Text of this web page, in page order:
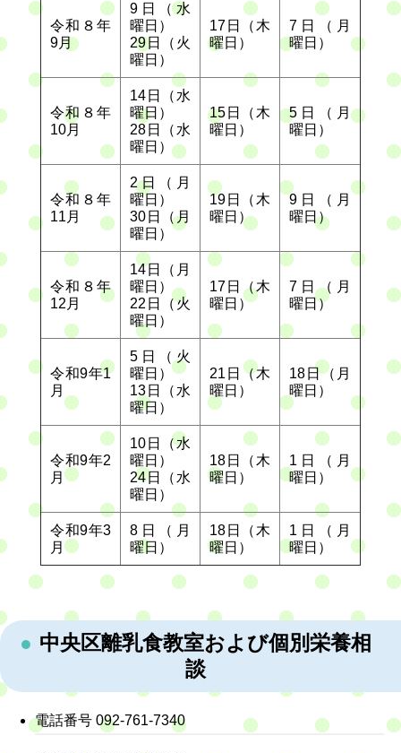
令和８年
9月
9日（水
曜日）
29日（火
曜日）
17日（木
曜日）
7日（月
曜日）
令和８年
10月
14日（水
曜日）
28日（水
曜日）
15日（木
曜日）
5日（月
曜日）
令和８年
11月
2日（月
曜日）
30日（月
曜日）
19日（木
曜日）
9日（月
曜日）
令和８年
12月
14日（月
曜日）
22日（火
曜日）
17日（木
曜日）
7日（月
曜日）
令和9年1
月
5日（火
曜日）
13日（水
曜日）
21日（木
曜日）
18日（月
曜日）
令和9年2
月
10日（水
曜日）
24日（水
曜日）
18日（木
曜日）
1日（月
曜日）
令和9年3
月
8日（月
曜日）
18日（木
曜日）
1日（月
曜日）
中央区離乳食教室および個別栄養相
談
電話番号 092-761-7340